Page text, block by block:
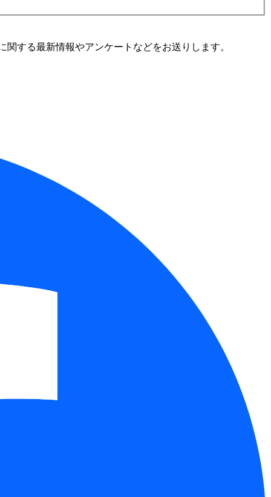
する最新情報やアンケートなどをお送りします。